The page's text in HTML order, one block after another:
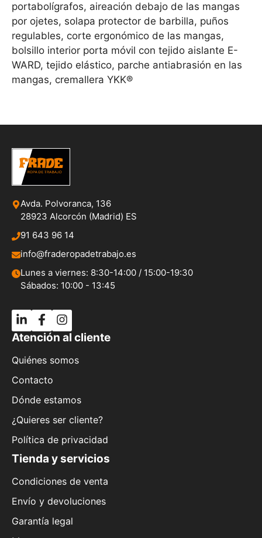
portabolígrafos, aireación debajo de las mangas
por ojetes, solapa protector de barbilla, puños
regulables, corte ergonómico de las mangas,
bolsillo interior porta móvil con tejido aislante E-
WARD, tejido elástico, parche antiabrasión en las
mangas, cremallera YKK®
Avda. Polvoranca, 136
28923 Alcorcón (Madrid) ES
91 643 96 14
info@fraderopadetrabajo.es
Lunes a viernes: 8:30-14:00 / 15:00-19:30
Sábados: 10:00 - 13:45
Atención al cliente
Quiénes somos
Contacto
Dónde estamos
¿Quieres ser cliente?
Política de privacidad
Tienda y servicios
Condiciones de venta
Envío y devoluciones
Garantía legal